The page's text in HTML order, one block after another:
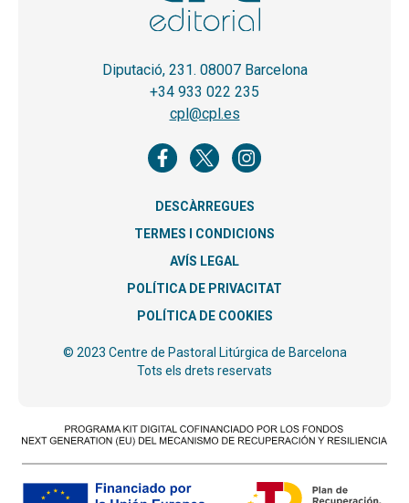
Diputació, 231. 08007 Barcelona
+34 933 022 235
cpl@cpl.es
DESCÀRREGUES
TERMES I CONDICIONS
AVÍS LEGAL
POLÍTICA DE PRIVACITAT
POLÍTICA DE COOKIES
© 2023 Centre de Pastoral Litúrgica de Barcelona
Tots els drets reservats